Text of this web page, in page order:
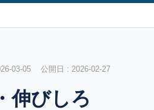
03-05 公開日 : 2026-02-27
伸びしろ